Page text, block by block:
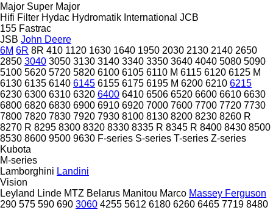
Major Super Major
Hifi Filter Hydac Hydromatik International JCB
155 Fastrac
JSB John Deere
6M 6R 8R 410 1120 1630 1640 1950 2030 2130 2140 2650
2850 3040 3050 3130 3140 3340 3350 3640 4040 5080 5090
5100 5620 5720 5820 6100 6105 6110 M 6115 6120 6125 M
6130 6135 6140 6145 6155 6175 6195 M 6200 6210 6215
6230 6300 6310 6320 6400 6410 6506 6520 6600 6610 6630
6800 6820 6830 6900 6910 6920 7000 7600 7700 7720 7730
7800 7820 7830 7920 7930 8100 8130 8200 8230 8260 R
8270 R 8295 8300 8320 8330 8335 R 8345 R 8400 8430 8500
8530 8600 9500 9630 F-series S-series T-series Z-series
Kubota
M-series
Lamborghini Landini
Vision
Leyland Linde MTZ Belarus Manitou Marco Massey Ferguson
290 575 590 690 3060 4255 5612 6180 6260 6465 7719 8480